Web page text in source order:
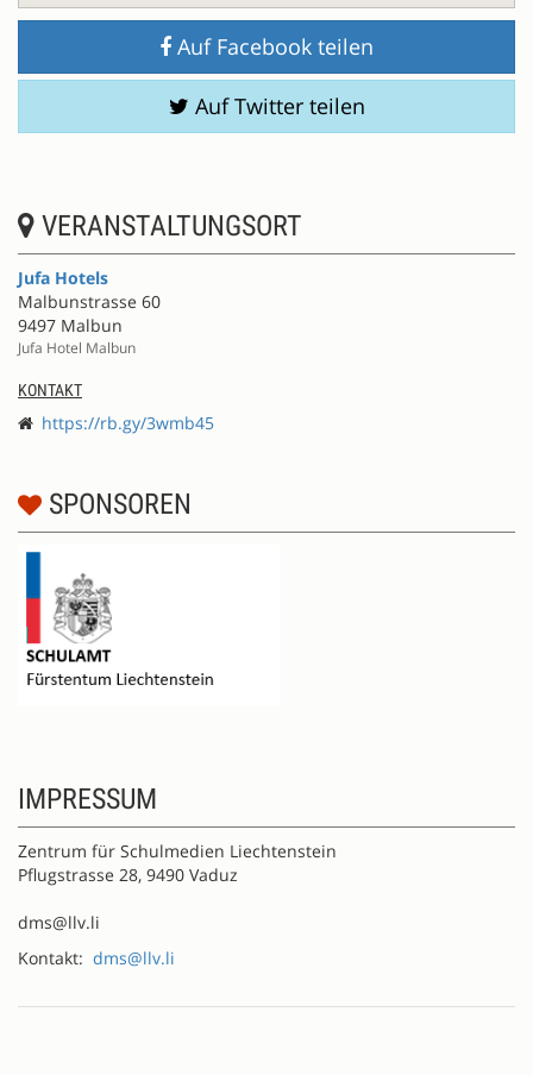
Auf Facebook teilen
Auf Twitter teilen
VERANSTALTUNGSORT
Jufa Hotels
Malbunstrasse 60
9497 Malbun
Jufa Hotel Malbun
KONTAKT
https://rb.gy/3wmb45
SPONSOREN
IMPRESSUM
Zentrum für Schulmedien Liechtenstein
Pflugstrasse 28, 9490 Vaduz
dms@llv.li
Kontakt: dms@llv.li